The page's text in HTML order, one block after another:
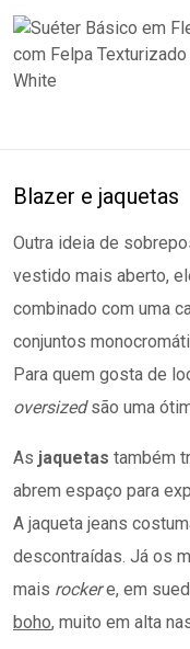
Blazer e jaquetas
Outra ideia de
vestido mais aberto,
combinado com uma
conjuntos
Para quem gosta de
oversizedsão uma
As jaquetas também
abrem espaço para
A jaqueta jeans
descontraídas. Já os
mais rockere, em
boho, muito em alta